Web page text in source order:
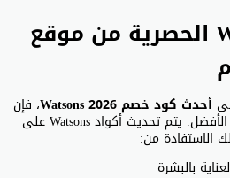
كوبونات Watsons الحصرية من موقع
أحدث كود خصم Watsons 2026 ، فإن
هو وجهتك الأفضل. يتم تحديث أكواد Watsons على
الاستفادة من:
بالبشرة